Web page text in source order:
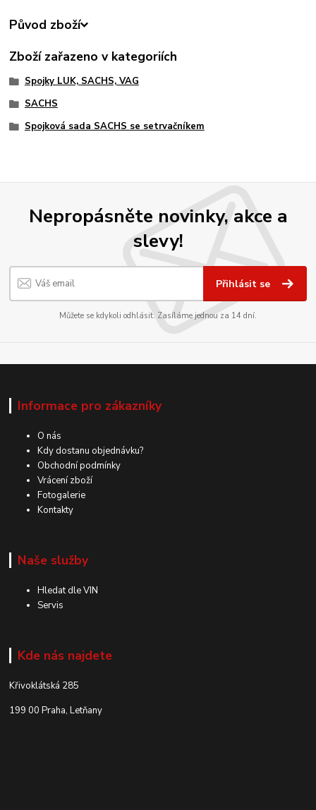
Původ zboží
Zboží zařazeno v kategoriích
Spojky LUK, SACHS, VAG
SACHS
Spojková sada SACHS se setrvačníkem
Nepropásněte novinky, akce a
slevy!
Přihlásit se
Můžete se kdykoli odhlásit. Zasíláme jednou za 14 dní.
Informace pro zákazníky
O nás
Kdy dostanu objednávku?
Obchodní podmínky
Vrácení zboží
Fotogalerie
Kontakty
Naše služby
Hledat dle VIN
Servis
Kde nás najdete
Křivoklátská 285
199 00 Praha, Letňany